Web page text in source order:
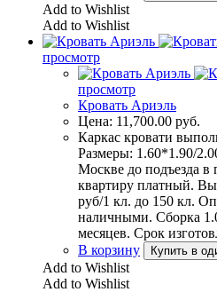
Add to Wishlist
Add to Wishlist
просмотр
просмотр
Кровать Ариэль
Цена: 11,700.00 руб.
Каркас кровати
Размеры: 1.60*1.90/
Москве до подъезда
квартиру платный.
руб/1 кл. до 150 кл.
наличными. Сборка
месяцев. Срок
В корзину
Купить в
Add to Wishlist
Add to Wishlist